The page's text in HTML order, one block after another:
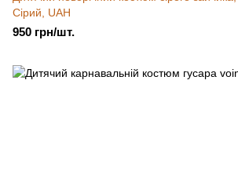
Сірий, UAH
950 грн/шт.